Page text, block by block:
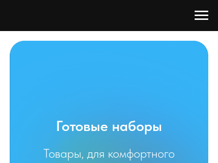
Готовые наборы
Товары, для комфортного